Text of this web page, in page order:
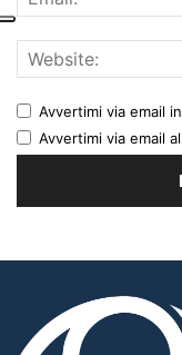
Avvertimi via email
Avvertimi via email